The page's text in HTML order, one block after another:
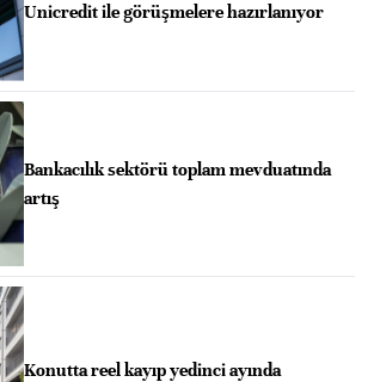
Unicredit ile görüşmelere hazırlanıyor
Bankacılık sektörü toplam mevduatında
artış
Konutta reel kayıp yedinci ayında